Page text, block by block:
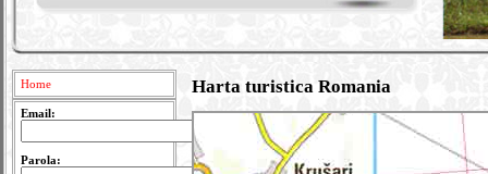
Home
Email:
Parola:
Harta turistica Romania